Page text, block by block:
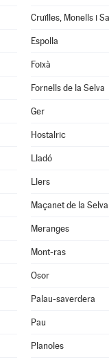
Espolla
Foixà
Fornells de la Selva
Ger
Hostalric
Lladó
Llers
Maçanet de la Selva
Meranges
Mont-ras
Osor
Palau-saverdera
Pau
Planoles